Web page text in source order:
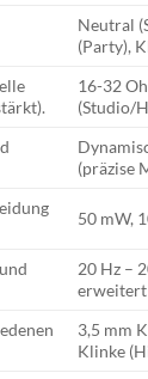
Neutral
(Party),
16-32
(Studio/
(präzise
50 mW,
20 Hz –
erweitert
3,5 mm
Klinke